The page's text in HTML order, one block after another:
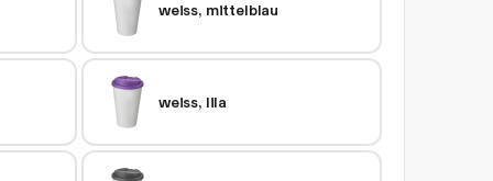
weiss, mittelblau
weiss, lila